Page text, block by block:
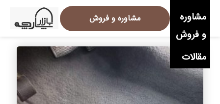
مشاوره
و فروش
مقالات
مشاوره و فروش